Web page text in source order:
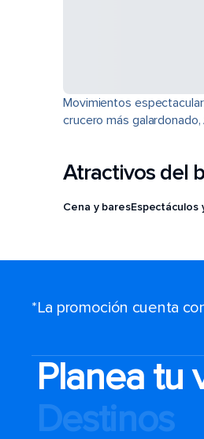
Movimientos
crucero más
Atractivos del
Cena y bares
*La promoción cuenta
Planea tu
Destinos